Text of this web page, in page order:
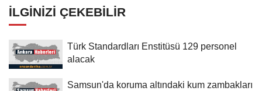
İLGINIZI ÇEKEBILIR
Türk Standardları Enstitüsü 129 personel
alacak
Samsun'da koruma altındaki kum zambakları